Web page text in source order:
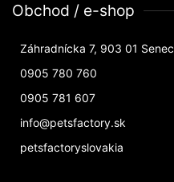
Obchod / e-shop
Záhradnícka 7, 903 01 Senec
0905 780 760
0905 781 607
info@petsfactory.sk
petsfactoryslovakia